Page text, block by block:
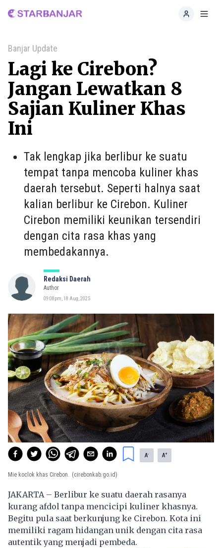
Home
Banjar Update
Lagi ke Cirebon?
Jangan Lewatkan 8
Sajian Kuliner Khas
Ini
Tak lengkap jika berlibur ke suatu
tempat tanpa mencoba kuliner khas
daerah tersebut. Seperti halnya saat
kalian berlibur ke Cirebon. Kuliner
Cirebon memiliki keunikan tersendiri
dengan cita rasa khas yang
membedakannya.
Redaksi Daerah
Author
09:08pm, 18 Aug, 2025
A- A+
Mie koclok khas Cirebon. (cirebonkab.go.id)
JAKARTA – Berlibur ke suatu daerah rasanya
kurang afdol tanpa mencicipi kuliner khasnya.
Begitu pula saat berkunjung ke Cirebon. Kota ini
memiliki ragam hidangan unik dengan cita rasa
autentik yang menjadi pembeda.